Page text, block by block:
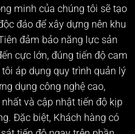
minh của chúng tôi sẽ tạo
đáo để xây dựng nên khu
đảm bảo năng lực sản
cực lớn, đúng tiến độ cam
áp dụng quy trình quản lý
dụng công nghệ cao,
và cập nhật tiến độ kịp
Đặc biệt, Khách hàng có